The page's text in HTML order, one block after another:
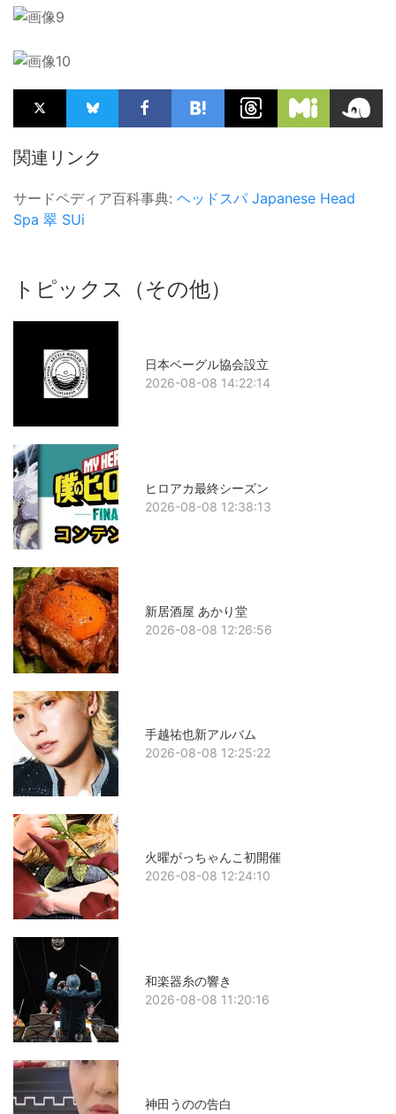
関連リンク
サードペディア百科事典: ヘッドスパ Japanese Head
Spa 翠 SUi
トピックス（その他）
日本ベーグル協会設立
2026-08-08 14:22:14
ヒロアカ最終シーズン
2026-08-08 12:38:13
新居酒屋 あかり堂
2026-08-08 12:26:56
手越祐也新アルバム
2026-08-08 12:25:22
火曜がっちゃんこ初開催
2026-08-08 12:24:10
和楽器糸の響き
2026-08-08 11:20:16
神田うのの告白